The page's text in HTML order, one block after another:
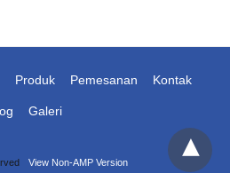
Produk Pemesanan Kontak
Galeri
View Non-AMP Version